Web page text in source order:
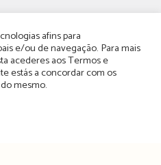
in
a
new
in
a
new
& POLÍTICA DE PRIVACIDADE
EDITORIAL
E ANÚNCIOS
afins para
e/ou de navegação. Para mais
acederes aosTermos e
estás a concordar com os
mesmo.